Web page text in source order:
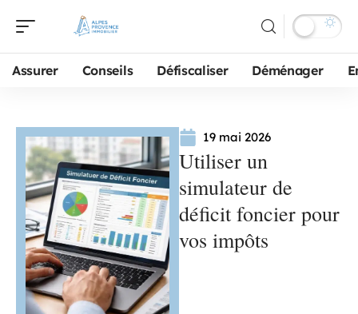
Assurer Conseils Défiscaliser Déménager
19 mai 2026
Utiliser un
simulateur de
déficit foncier pour
vos impôts